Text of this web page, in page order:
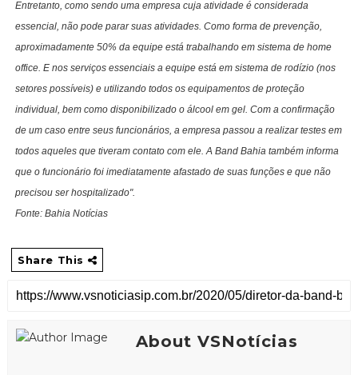
Entretanto, como sendo uma empresa cuja atividade é considerada
essencial, não pode parar suas atividades. Como forma de prevenção,
aproximadamente 50% da equipe está trabalhando em sistema de home
office. E nos serviços essenciais a equipe está em sistema de rodízio (nos
setores possíveis) e utilizando todos os equipamentos de proteção
individual, bem como disponibilizado o álcool em gel. Com a confirmação
de um caso entre seus funcionários, a empresa passou a realizar testes em
todos aqueles que tiveram contato com ele. A Band Bahia também informa
que o funcionário foi imediatamente afastado de suas funções e que não
precisou ser hospitalizado".
Fonte: Bahia Notícias
Share This
About VSNotícias